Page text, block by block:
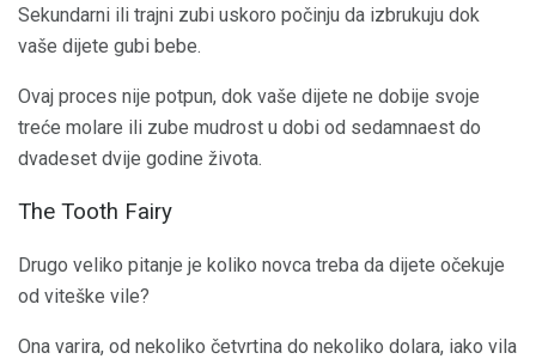
Sekundarni ili trajni zubi uskoro počinju da izbrukuju dok
vaše dijete gubi bebe.
Ovaj proces nije potpun, dok vaše dijete ne dobije svoje
treće molare ili zube mudrost u dobi od sedamnaest do
dvadeset dvije godine života.
The Tooth Fairy
Drugo veliko pitanje je koliko novca treba da dijete očekuje
od viteške vile?
Ona varira, od nekoliko četvrtina do nekoliko dolara, iako vila